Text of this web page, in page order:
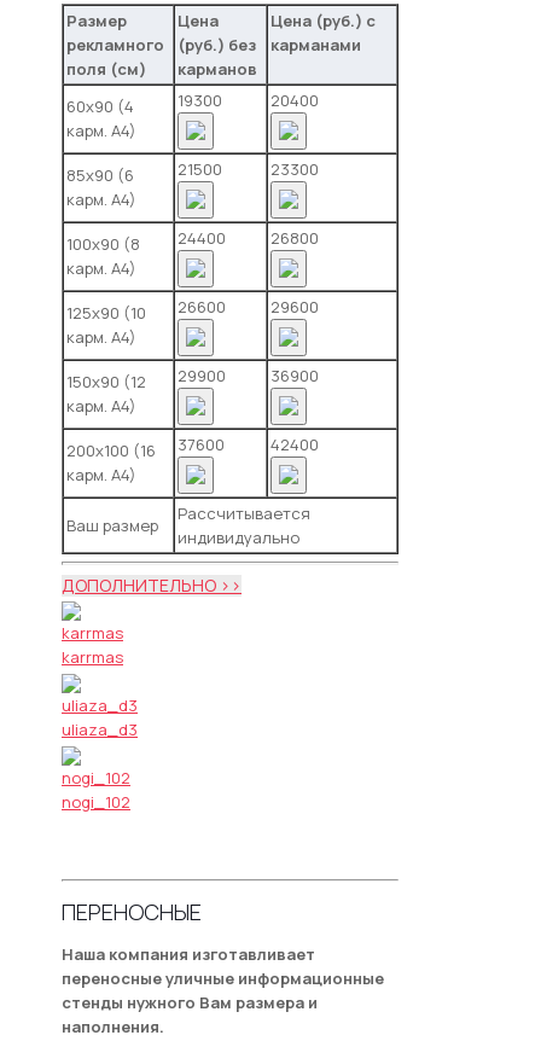
Размер
рекламного
поля (см)
Цена
(руб.) без
карманов
Цена (руб.) с
карманами
60х90 (4
карм. А4)
19300 20400
85х90 (6
карм. А4)
21500 23300
100х90 (8
карм. А4)
24400 26800
125х90 (10
карм. А4)
26600 29600
150х90 (12
карм. А4)
29900 36900
200х100 (16
карм. А4)
37600 42400
Ваш размер
Рассчитывается
индивидуально
ДОПОЛНИТЕЛЬНО >>
karrmas
uliaza_d3
nogi_102
ПЕРЕНОСНЫЕ
Наша компания изготавливает
переносные уличные информационные
стенды нужного Вам размера и
наполнения.